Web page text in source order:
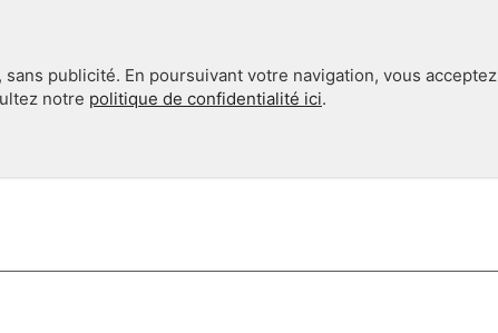
publicité. En poursuivant votre navigation, vous acceptez
notre politique de confidentialité ici.